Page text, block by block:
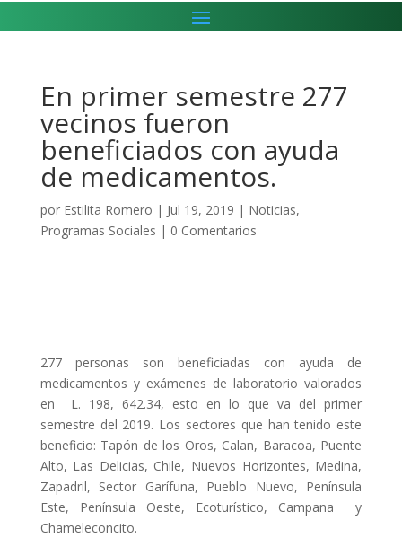
En primer semestre 277
vecinos fueron
beneficiados con ayuda
de medicamentos.
por Estilita Romero | Jul 19, 2019 | Noticias,
Programas Sociales | 0 Comentarios
277 personas son beneficiadas con ayuda de
medicamentos y exámenes de laboratorio valorados
en L. 198, 642.34, esto en lo que va del primer
semestre del 2019. Los sectores que han tenido este
beneficio: Tapón de los Oros, Calan, Baracoa, Puente
Alto, Las Delicias, Chile, Nuevos Horizontes, Medina,
Zapadril, Sector Garífuna, Pueblo Nuevo, Península
Este, Península Oeste, Ecoturístico, Campana y
Chameleconcito.